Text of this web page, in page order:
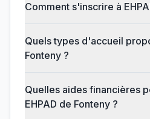
Comment s'inscrire à
Quels types d'accueil
Fonteny ?
Quelles aides financières
EHPAD de Fonteny ?